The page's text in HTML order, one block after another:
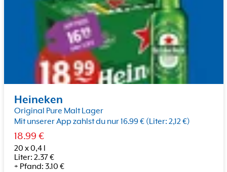
Heineken
Original Pure Malt Lager
Mit unserer App zahlst du nur 16.99 € (Liter: 2,12 €)
18.99 €
20 x 0,4 l
Liter: 2.37€
+ Pfand: 3.10 €